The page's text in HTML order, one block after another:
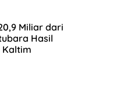
Miliar dari
Hasil
Kaltim